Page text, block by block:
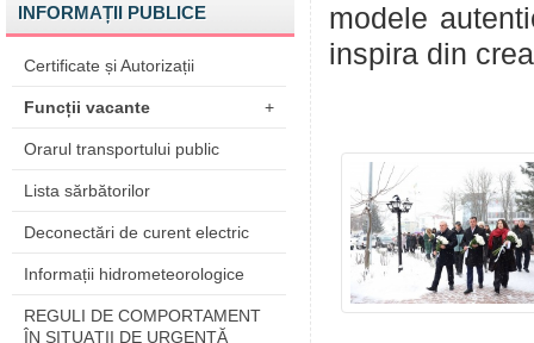
INFORMAȚII PUBLICE
Certificate și Autorizații
Funcții vacante +
Orarul transportului public
Lista sărbătorilor
Deconectări de curent electric
Informații hidrometeorologice
REGULI DE COMPORTAMENT
ÎN SITUAŢII DE URGENŢĂ
modele
inspira din